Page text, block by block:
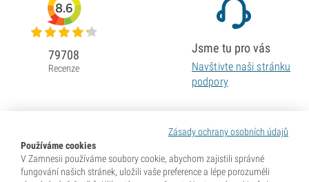
Zásady ochrany osobních údajů
Používáme cookies
V Zamnesii používáme soubory cookie, abychom zajistili správné
fungování našich stránek, uložili vaše preference a lépe porozuměli
8.6
79708
Recenze
Jsme tu pro vás
Navštivte naši stránku
podpory